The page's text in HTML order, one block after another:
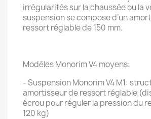
irrégularités sur la chaussée ou la
suspension se compose d’un
ressort réglable de 150 mm.
Modèles Monorim V4 moyens:
- Suspension Monorim V4 M1:
amortisseur de ressort réglable
écrou pour réguler la pression du
120 kg)